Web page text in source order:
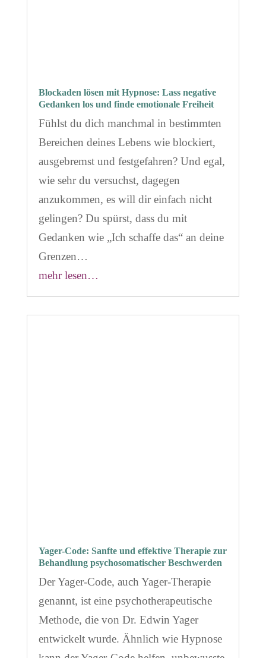
Blockaden lösen mit Hypnose: Lass negative
Gedanken los und finde emotionale Freiheit
Fühlst du dich manchmal in bestimmten
Bereichen deines Lebens wie blockiert,
ausgebremst und festgefahren? Und egal,
wie sehr du versuchst, dagegen
anzukommen, es will dir einfach nicht
gelingen? Du spürst, dass du mit
Gedanken wie „Ich schaffe das“ an deine
Grenzen…
mehr lesen…
Yager-Code: Sanfte und effektive Therapie zur
Behandlung psychosomatischer Beschwerden
Der Yager-Code, auch Yager-Therapie
genannt, ist eine psychotherapeutische
Methode, die von Dr. Edwin Yager
entwickelt wurde. Ähnlich wie Hypnose